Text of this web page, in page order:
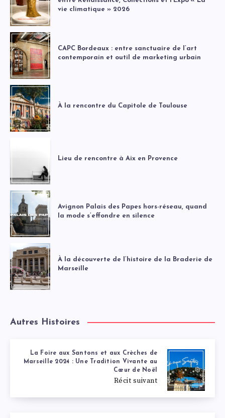
vie climatique » 2026
CAPC Bordeaux : entre sanctuaire de l’art
contemporain et outil de marketing urbain
À la rencontre du Capitole de Toulouse
Lieu de rencontre à Aix en Provence
Avignon Palais des Papes hors-réseau, quand
la mode s’effondre en silence
À la découverte de l’histoire de la Braderie de
Marseille
Autres Histoires
La Foire aux Santons et aux Crèches de
Marseille 2024 : Une Tradition Vivante au
Cœur de Noël
Récit suivant